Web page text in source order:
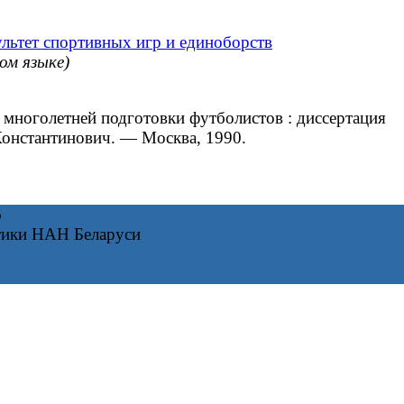
спортивных игр и единоборств
языке)
подготовки футболистов : диссертация
— Москва, 1990.
НАН Беларуси